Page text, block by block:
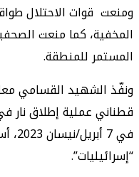
ومنعت قوات الاحتلال
المخفية، كما منعت
المستمر للمنطقة.
ونفّذ الشهيد القسامي
قطناني عملية إطلاق نار
“إسرائيليات”.